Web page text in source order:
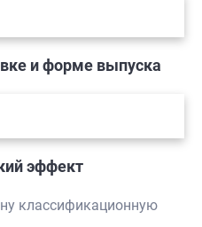
и форме выпуска
эффект
классификационную